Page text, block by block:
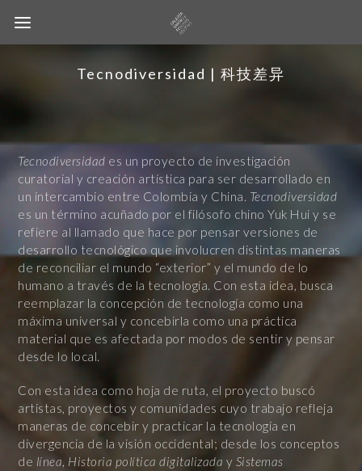
Tecnodiversidad | 科技差异
Tecnodiversidad es un proyecto de investigación
curatorial y creación artística para ser desarrollado en
un intercambio entre Colombia y China. Tecnodiversidad
es un término acuñado por el filósofo chino Yuk Hui y se
refiere al llamado que hace por pensar versiones de
desarrollo tecnológico que involucren distintas maneras
de reconciliar el mundo “exterior” y el mundo de lo
humano a través de la tecnología. Con esta idea, busca
reemplazar la concepción de tecnología como una
máxima universal y concebirla como una práctica
material que es afectada por modos de sentir y pensar
desde lo local.
Con esta idea como hoja de ruta, el proyecto buscó
artistas, proyectos y comunidades cuyo trabajo refleja
maneras de concebir y practicar la tecnología en
divergencia de la visión occidental; desde los conceptos
de línea, Historia política digitalizada y Sistemas